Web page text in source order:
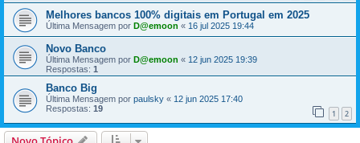
Melhores bancos 100% digitais em Portugal em 2025
Última Mensagem por D@emoon « 16 jul 2025 19:44
Novo Banco
Última Mensagem por D@emoon « 12 jun 2025 19:39
Respostas: 1
Banco Big
Última Mensagem por paulsky « 12 jun 2025 17:40
Respostas: 19 1 2